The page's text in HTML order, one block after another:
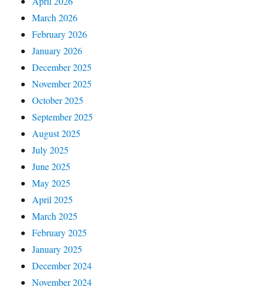
March 2026
February 2026
January 2026
December 2025
November 2025
October 2025
September 2025
August 2025
July 2025
June 2025
May 2025
April 2025
March 2025
February 2025
January 2025
December 2024
November 2024